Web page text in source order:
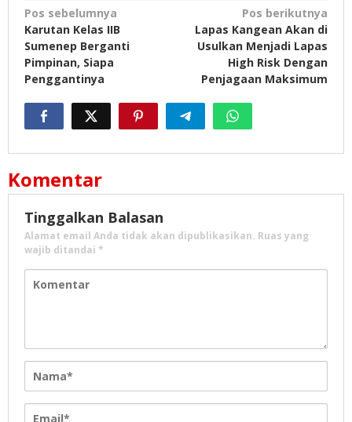
Navigasi
pos
Pos sebelumnya
Karutan Kelas IIB
Sumenep Berganti
Pimpinan, Siapa
Penggantinya
Pos berikutnya
Lapas Kangean Akan di
Usulkan Menjadi Lapas
High Risk Dengan
Penjagaan Maksimum
Komentar
Tinggalkan Balasan
Alamat email Anda tidak akan dipublikasikan. Ruas yang
wajib ditandai *